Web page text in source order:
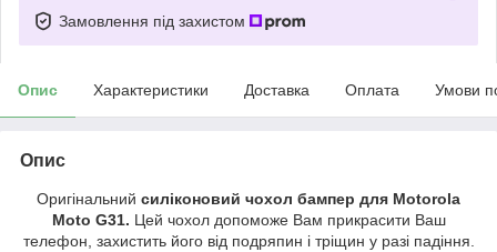
Замовлення під захистом
Опис Характеристики Доставка Оплата Умови
Опис
Оригінальний силіконовий чохол бампер для Motorola
Moto G31. Цей чохол допоможе Вам прикрасити Ваш
телефон, захистить його від подряпин і тріщин у разі падіння.